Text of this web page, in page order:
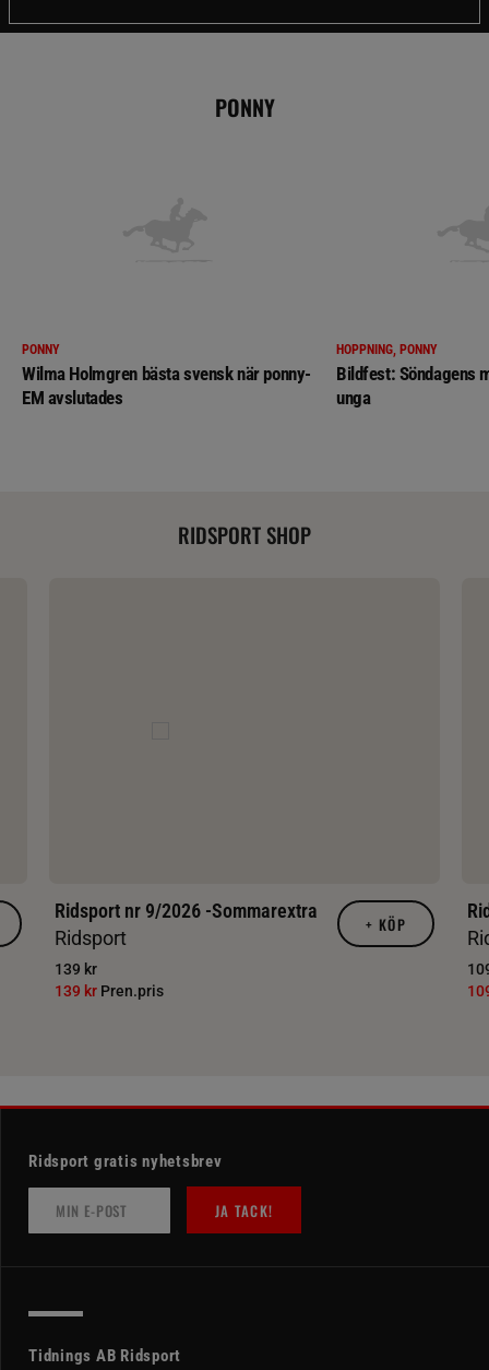
PONNY
PONNY
Wilma Holmgren bästa svensk när ponny-
EM avslutades
HOPPNING, PONNY
Bildfest: Söndagens
unga
RIDSPORT SHOP
Ridsport nr 9/2026 -Sommarextra
Ridsport
139 kr
139 kr Pren.pris
+ KÖP
Ridsport gratis nyhetsbrev
JA TACK!
Tidnings AB Ridsport